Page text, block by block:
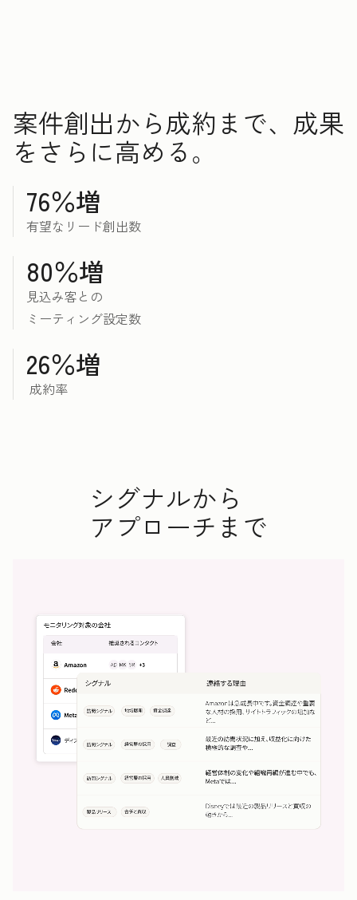
案件創出から成約まで、成果
をさらに高める。
76％増
有望なリード創出数
80％増
見込み客との
ミーティング設定数
26％増
成約率
シグナルから
アプローチまで